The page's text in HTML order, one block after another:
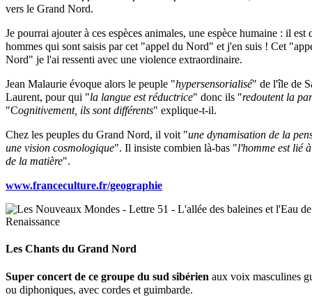
vers le Grand Nord.
Je pourrai ajouter à ces espèces animales, une espèce humaine : il est
hommes qui sont saisis par cet "appel du Nord" et j'en suis ! Cet
Nord" je l'ai ressenti avec une violence extraordinaire.
Jean Malaurie évoque alors le peuple "hypersensorialisé" de l'île de
Laurent, pour qui "la langue est réductrice" donc ils "redoutent la
"Cognitivement, ils sont différents" explique-t-il.
Chez les peuples du Grand Nord, il voit "une dynamisation de la
une vision cosmologique". Il insiste combien là-bas "l'homme est lié
de la matière".
www.franceculture.fr/geographie
Les Chants du Grand Nord
Super concert de ce groupe du sud sibérien aux voix masculines
ou diphoniques, avec cordes et guimbarde.